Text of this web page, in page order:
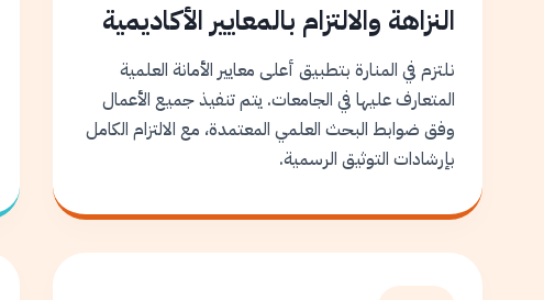
النزاهة والالتزام بالمعايير الأكاديمية
نلتزم في المنارة بتطبيق أعلى معايير الأمانة العلمية
المتعارف عليها في الجامعات. يتم تنفيذ جميع الأعمال
وفق ضوابط البحث العلمي المعتمدة، مع الالتزام الكامل
بإرشادات التوثيق الرسمية.